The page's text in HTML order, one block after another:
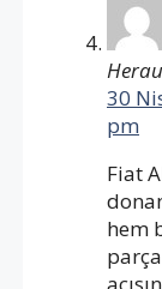
30
pm
Fiat
hem